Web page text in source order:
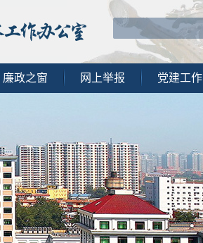
廉政之窗 网上举报 党建工作